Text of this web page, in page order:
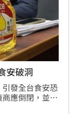
安破洞
發全台食安恐
應倒閉，並強